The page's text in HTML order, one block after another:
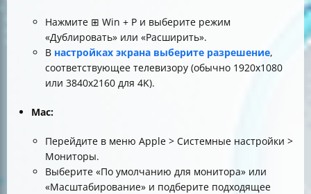
Нажмите ⊞ Win + P и выберите режим
«Дублировать» или «Расширить».
В настройках экрана выберите разрешение,
соответствующее телевизору (обычно 1920x1080
или 3840x2160 для 4K).
Mac:
Перейдите в меню Apple > Системные настройки >
Мониторы.
Выберите «По умолчанию для монитора» или
«Масштабирование» и подберите подходящее